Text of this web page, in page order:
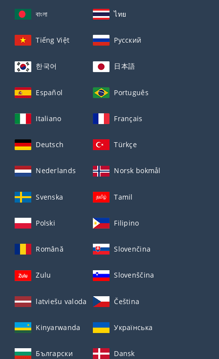
বাংলা ไทย
Tiếng Việt Русский
한국어 日本語
Español Português
Italiano Français
Deutsch Türkçe
Nederlands Norsk bokmål
Svenska Tamil
Polski Filipino
Română Slovenčina
Zulu Slovenščina
latviešu valoda Čeština
Kinyarwanda Українська
Български Dansk